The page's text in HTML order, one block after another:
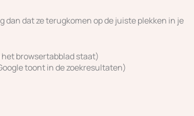
dan dat ze terugkomen op de juiste plekken in je
browsertabblad staat)
toont in de zoekresultaten)